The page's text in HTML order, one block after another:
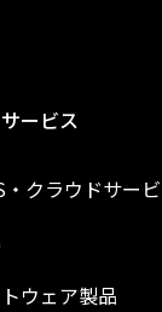
ービス
・クラウドサー
ウェア製品